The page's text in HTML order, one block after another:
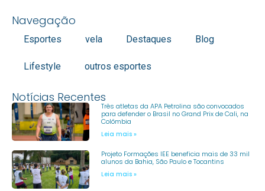
Navegação
Esportes vela Destaques Blog
Lifestyle outros esportes
Notícias Recentes
Três atletas da APA Petrolina são convocados
para defender o Brasil no Grand Prix de Cali, na
Colômbia
Leia mais »
Projeto Formações IEE beneficia mais de 33 mil
alunos da Bahia, São Paulo e Tocantins
Leia mais »